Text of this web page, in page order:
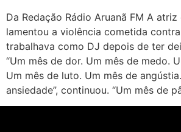
Da Redação Rádio Aruanã FM A
lamentou a violência cometida
trabalhava como DJ depois de ter
“Um mês de dor. Um mês de medo.
Um mês de luto. Um mês de
ansiedade”, continuou. “Um mês de